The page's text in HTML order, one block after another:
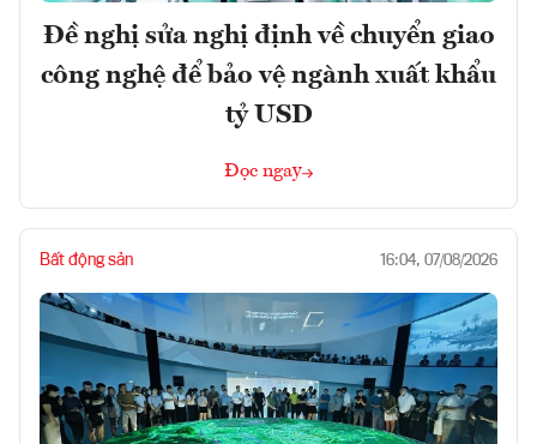
Đề nghị sửa nghị định về chuyển giao
công nghệ để bảo vệ ngành xuất khẩu
tỷ USD
Đọc ngay
Bất động sản 16:04, 07/08/2026